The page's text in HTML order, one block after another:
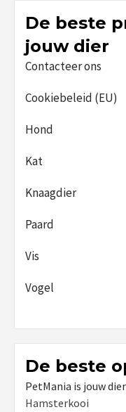
De beste
jouw dier
Contacteer ons
Cookiebeleid (EU)
Hond
Kat
Knaagdier
Paard
Vis
Vogel
De beste
PetMania is jouw
Hamsterkooi